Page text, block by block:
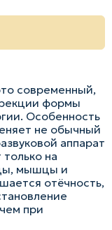
современный,
формы
Особенность
не обычный
аппарат
на
мышцы и
отёчность,
при